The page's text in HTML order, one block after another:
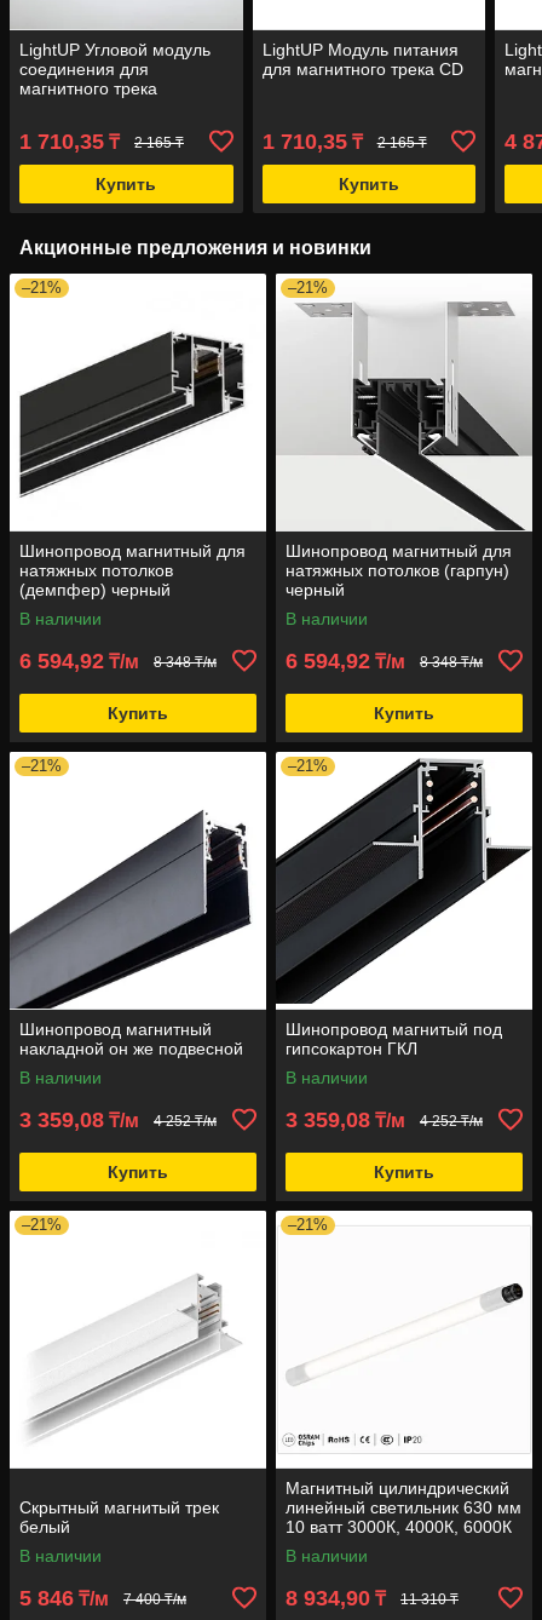
LightUP Угловой модуль
соединения для
магнитного трека
1 710,35 ₸ 2 165 ₸
Купить
LightUP Модуль питания
для магнитного трека CD
1 710,35₸ 2 165 ₸
Купить
4
Акционные предложения и новинки
–21%
Шинопровод магнитный для
натяжных потолков
(демпфер) черный
В наличии
6 594,92 ₸/м 8 348 ₸/м
Купить
–21%
Шинопровод магнитный для
натяжных потолков (гарпун)
черный
В наличии
6 594,92 ₸/м 8 348 ₸/м
Купить
–21%
Шинопровод магнитный
накладной он же подвесной
В наличии
3 359,08 ₸/м 4 252 ₸/м
Купить
–21%
Шинопровод магнитый под
гипсокартон ГКЛ
В наличии
3 359,08 ₸/м 4 252 ₸/м
Купить
–21%
Скрытный магнитый трек
белый
В наличии
5 846 ₸/м 7 400 ₸/м
–21%
Магнитный цилиндрический
линейный светильник 630 мм
10 ватт 3000К, 4000К, 6000К
В наличии
8 934,90 ₸ 11 310 ₸